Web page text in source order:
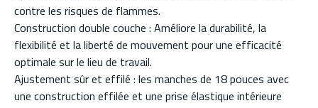
contre les risques de flammes.
Construction double couche : Améliore la durabilité, la
flexibilité et la liberté de mouvement pour une efficacité
optimale sur le lieu de travail.
Ajustement sûr et effilé : les manches de 18 pouces avec
une construction effilée et une prise élastique intérieure